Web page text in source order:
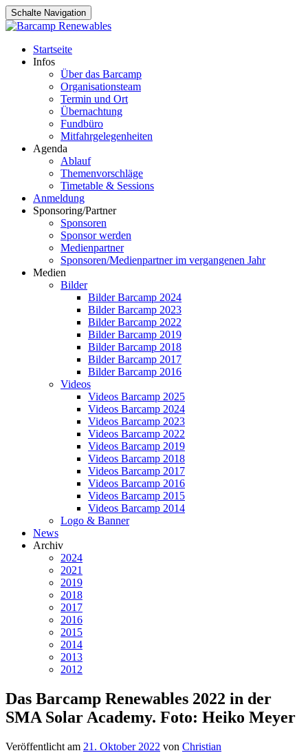
Schalte Navigation
Zum
Inhalt
Startseite
Infos
Über das Barcamp
Organisationsteam
Termin und Ort
Übernachtung
Fundbüro
Mitfahrgelegenheiten
Agenda
Ablauf
Themenvorschläge
Timetable & Sessions
Anmeldung
Sponsoring/Partner
Sponsoren
Sponsor werden
Medienpartner
Sponsoren/Medienpartner im vergangenen Jahr
Medien
Bilder
Bilder Barcamp 2024
Bilder Barcamp 2023
Bilder Barcamp 2022
Bilder Barcamp 2019
Bilder Barcamp 2018
Bilder Barcamp 2017
Bilder Barcamp 2016
Videos
Videos Barcamp 2025
Videos Barcamp 2024
Videos Barcamp 2023
Videos Barcamp 2022
Videos Barcamp 2019
Videos Barcamp 2018
Videos Barcamp 2017
Videos Barcamp 2016
Videos Barcamp 2015
Videos Barcamp 2014
Logo & Banner
News
Archiv
2024
2021
2019
2018
2017
2016
2015
2014
2013
2012
Das Barcamp Renewables 2022 in der
SMA Solar Academy. Foto: Heiko Meyer
Veröffentlicht am 21. Oktober 2022 von Christian